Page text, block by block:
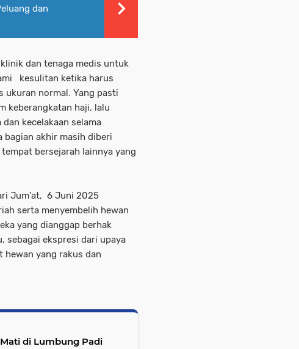
dan
dan tenaga medis untuk
kesulitan ketika harus
ukuran normal. Yang pasti
keberangkatan haji, lalu
kecelakaan selama
bagian akhir masih diberi
bersejarah lainnya yang
Jum'at, 6 Juni 2025
serta menyembelih hewan
yang dianggap berhak
sebagai ekspresi dari upaya
hewan yang rakus dan
Tikus Mati di Lumbung Padi